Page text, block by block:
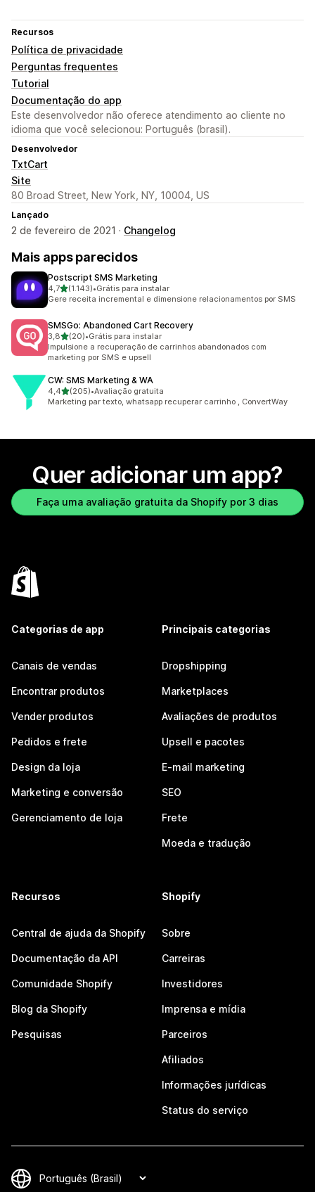
Recursos
Política de privacidade
Perguntas frequentes
Tutorial
Documentação do app
Este desenvolvedor não oferece atendimento ao cliente no
idioma que você selecionou: Português (brasil).
Desenvolvedor
TxtCart
Site
80 Broad Street, New York, NY, 10004, US
Lançado
2 de fevereiro de 2021 · Changelog
Mais apps parecidos
Postscript SMS Marketing
4,7de 5 estrelas
(1.143)
1143 avaliações ao todo
•Grátis para instalar
Gere receita incremental e dimensione relacionamentos por SMS
SMSGo: Abandoned Cart Recovery
3,8de 5 estrelas
(20)
20 avaliações ao todo
•Grátis para instalar
Impulsione a recuperação de carrinhos abandonados com
marketing por SMS e upsell
CW: SMS Marketing & WA
4,4de 5 estrelas
(205)
205 avaliações ao todo
•Avaliação gratuita
Marketing par texto, whatsapp recuperar carrinho , ConvertWay
Quer adicionar um app?
Faça uma avaliação gratuita da Shopify por 3 dias
Categorias de app
Canais de vendas
Encontrar produtos
Vender produtos
Pedidos e frete
Design da loja
Marketing e conversão
Gerenciamento de loja
Principais categorias
Dropshipping
Marketplaces
Avaliações de produtos
Upsell e pacotes
E-mail marketing
SEO
Frete
Moeda e tradução
Recursos
Central de ajuda da Shopify
Documentação da API
Comunidade Shopify
Blog da Shopify
Pesquisas
Shopify
Sobre
Carreiras
Investidores
Imprensa e mídia
Parceiros
Afiliados
Informações jurídicas
Status do serviço